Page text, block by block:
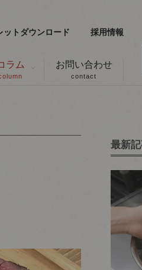
ットダウンロード 採用情報
ラム お問い合わせ
contact
最新